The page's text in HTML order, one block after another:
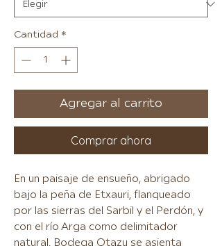
Cantidad *
Agregar al carrito
Comprar ahora
En un paisaje de ensueño, abrigado
bajo la peña de Etxauri, flanqueado
por las sierras del Sarbil y el Perdón, y
con el río Arga como delimitador
natural, Bodega Otazu se asienta